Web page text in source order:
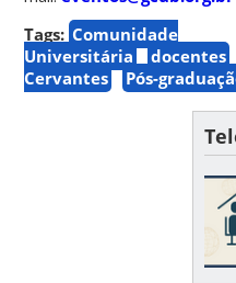
Tags: Comunidade
Universitária
docentes
Cervantes
Pós-